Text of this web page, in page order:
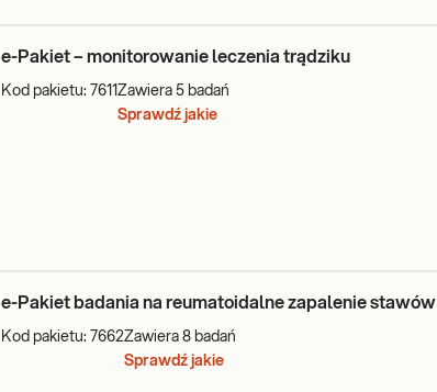
e-Pakiet – monitorowanie leczenia trądziku
Kod pakietu: 7611 Zawiera 5 badań
Sprawdź jakie
e-Pakiet badania na reumatoidalne zapalenie stawów
Kod pakietu: 7662Zawiera 8 badań
Sprawdź jakie